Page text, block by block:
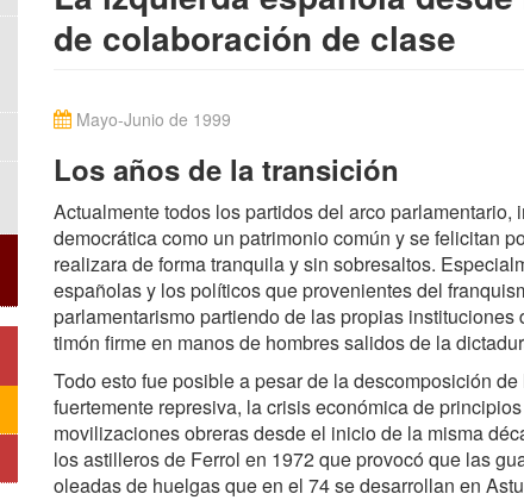
de colaboración de clase
Mayo-Junio de 1999
Los años de la transición
Actualmente todos los partidos del arco
democrática como un patrimonio común y se felicitan
realizara de forma tranquila y sin sobresaltos.
españolas y los políticos que provenientes del
parlamentarismo partiendo de las propias
timón firme en manos de hombres salidos de la
Todo esto fue posible a pesar de la descomposición
fuertemente represiva, la crisis económica de
movilizaciones obreras desde el inicio de la misma
los astilleros de Ferrol en 1972 que provocó que las
oleadas de huelgas que en el 74 se desarrollan en